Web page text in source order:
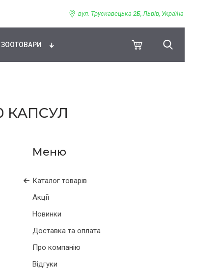
вул. Трускавецька 2Б, Львів, Україна
ЗООТОВАРИ
КАПСУЛ
Каталог товарів
Акції
Новинки
Доставка та оплата
Про компанію
Відгуки